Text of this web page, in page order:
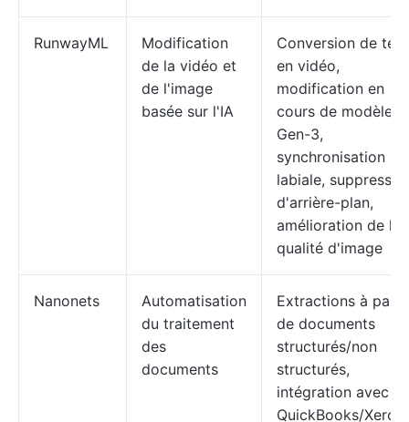
RunwayML
Modification
de la vidéo et
de l'image
basée sur l'IA
Conversion de
en vidéo,
modification en
cours de modèles
Gen-3,
synchronisation
labiale,
d'arrière-plan,
amélioration de la
qualité d'image
Nanonets
Automatisation
du traitement
des
documents
Extractions à
de documents
structurés/non
structurés,
intégration avec
QuickBooks/Xero,